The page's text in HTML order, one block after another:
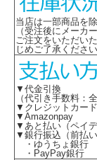
当店は一部商品を
（受注後にメーカ
ご注文をいただい
じめご了承ください
▼代金引換
（代引き手数料：
▼クレジットカード
▼Amazonpay
▼あと払い（ペイデ
▼銀行振込（前払い
・ゆうちょ銀行
・PayPay銀行